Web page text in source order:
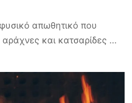
φυσικό απωθητικό που
και κατσαρίδες ...